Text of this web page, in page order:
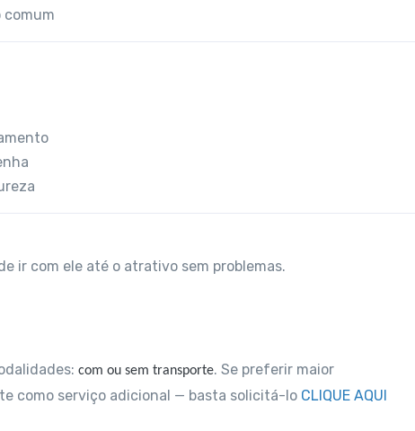
comum
ir com ele até o atrativo sem problemas.
com ou sem transporte. Se preferir maior
como serviço adicional — basta solicitá-lo CLIQUE AQUI